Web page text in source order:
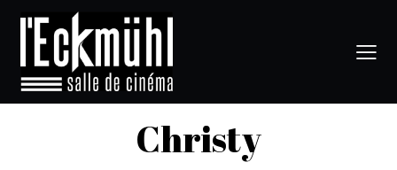
Christy